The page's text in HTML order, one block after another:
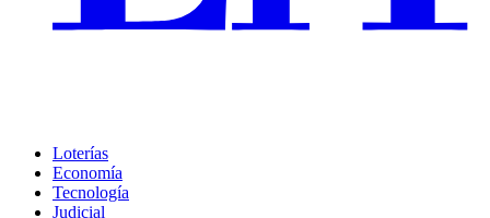
Loterías
Economía
Tecnología
Judicial